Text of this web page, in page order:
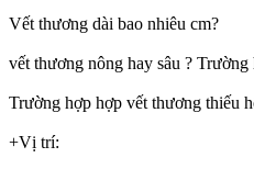
Vết thương dài bao nhiêu cm?
vết thương nông hay sâu ?
Trường hợp hợp vết thương thiếu
+Vị trí: